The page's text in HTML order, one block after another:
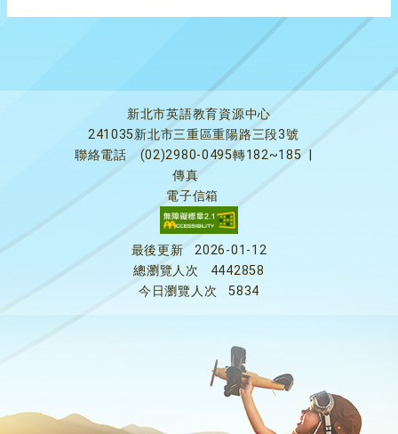
新北市英語教育資源中心
241035新北市三重區重陽路三段3號
聯絡電話
(02)2980-0495轉182~185
傳真
電子信箱
最後更新
2026-01-12
總瀏覽人次
4442858
今日瀏覽人次
5834